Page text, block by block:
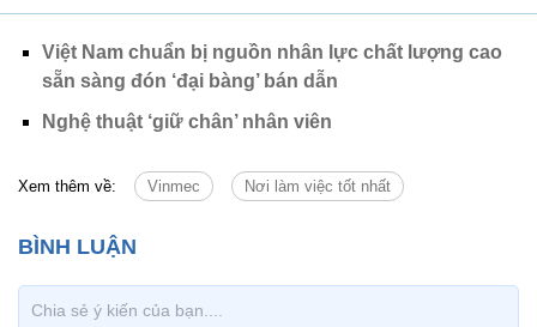
Việt Nam chuẩn bị nguồn nhân lực chất lượng cao
sẵn sàng đón ‘đại bàng’ bán dẫn
Nghệ thuật ‘giữ chân’ nhân viên
Xem thêm về: Vinmec Nơi làm việc tốt nhất